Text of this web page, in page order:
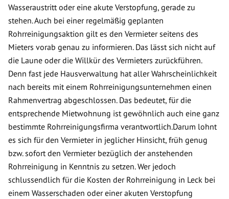
Wasseraustritt oder eine akute Verstopfung, gerade zu
stehen. Auch bei einer regelmäßig geplanten
Rohrreinigungsaktion gilt es den Vermieter seitens des
Mieters vorab genau zu informieren. Das lässt sich nicht auf
die Laune oder die Willkür des Vermieters zurückführen.
Denn fast jede Hausverwaltung hat aller Wahrscheinlichkeit
nach bereits mit einem Rohrreinigungsunternehmen einen
Rahmenvertrag abgeschlossen. Das bedeutet, für die
entsprechende Mietwohnung ist gewöhnlich auch eine ganz
bestimmte Rohrreinigungsfirma verantwortlich.Darum lohnt
es sich für den Vermieter in jeglicher Hinsicht, früh genug
bzw. sofort den Vermieter bezüglich der anstehenden
Rohrreinigung in Kenntnis zu setzen. Wer jedoch
schlussendlich für die Kosten der Rohrreinigung in Leck bei
einem Wasserschaden oder einer akuten Verstopfung